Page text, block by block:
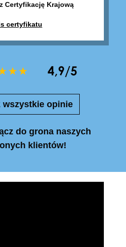
Certyfikację Krajową
certyfikatu
wszystkie opinie
do grona naszych
klientów!